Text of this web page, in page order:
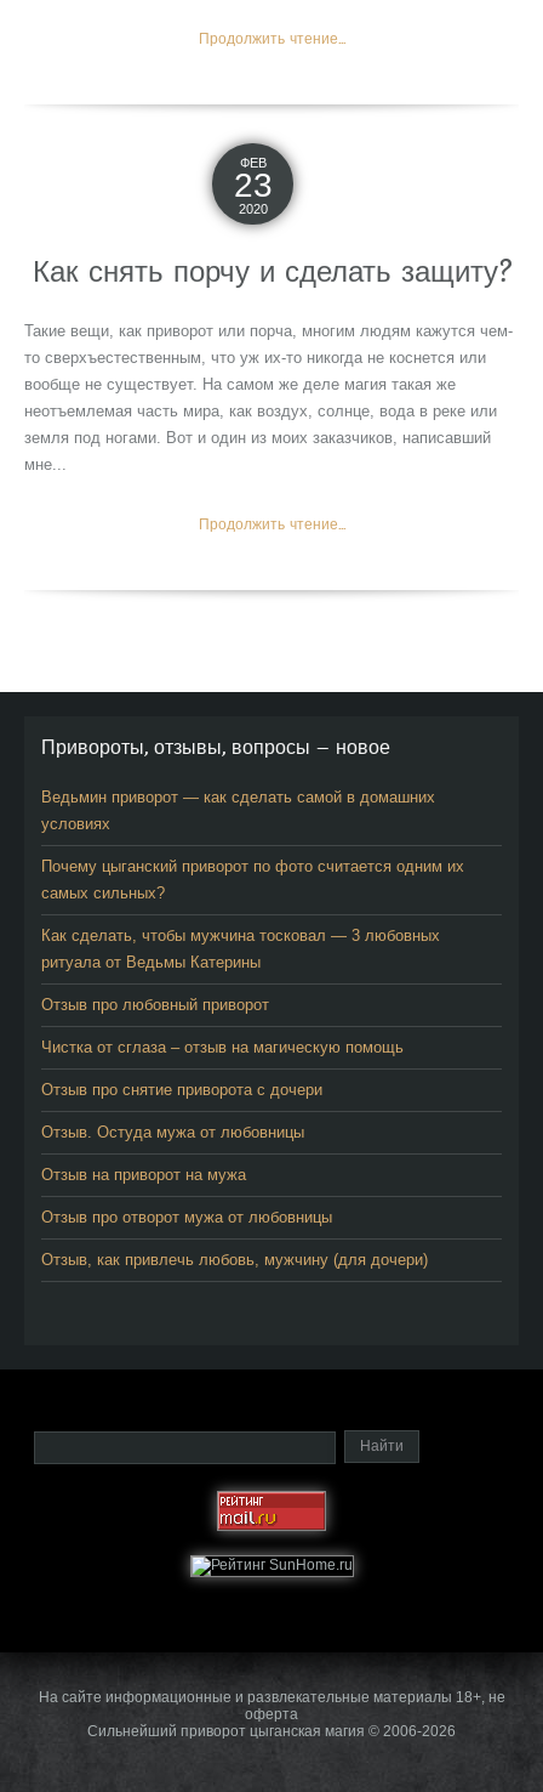
Продолжить чтение...
ФЕВ
23
2020
Как снять порчу и сделать защиту?
Такие вещи, как приворот или порча, многим людям кажутся чем-
то сверхъестественным, что уж их-то никогда не коснется или
вообще не существует. На самом же деле магия такая же
неотъемлемая часть мира, как воздух, солнце, вода в реке или
земля под ногами. Вот и один из моих заказчиков, написавший
мне...
Продолжить чтение...
Привороты, отзывы, вопросы — новое
Ведьмин приворот — как сделать самой в домашних
условиях
Почему цыганский приворот по фото считается одним их
самых сильных?
Как сделать, чтобы мужчина тосковал — 3 любовных
ритуала от Ведьмы Катерины
Отзыв про любовный приворот
Чистка от сглаза – отзыв на магическую помощь
Отзыв про снятие приворота с дочери
Отзыв. Остуда мужа от любовницы
Отзыв на приворот на мужа
Отзыв про отворот мужа от любовницы
Отзыв, как привлечь любовь, мужчину (для дочери)
На сайте информационные и развлекательные материалы 18+, не
оферта
Сильнейший приворот цыганская магия © 2006-2026